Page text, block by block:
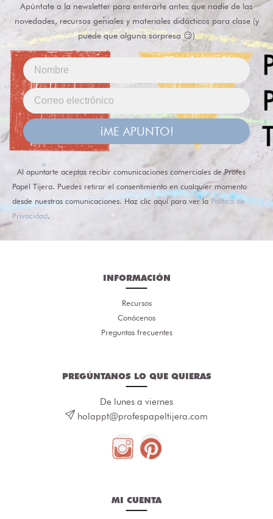
Apúntate a la newsletter para enterarte antes que nadie de las
novedades, recursos geniales y materiales didácticos para clase (y
puede que alguna sorpresa 😏)
¡ME APUNTO!
Al apuntarte aceptas recibir comunicaciones comerciales de Profes
Papel Tijera. Puedes retirar el consentimiento en cualquier momento
desde nuestras comunicaciones. Haz clic aquí para ver la Política de
Privacidad.
INFORMACIÓN
Recursos
Conócenos
Preguntas frecuentes
PREGÚNTANOS LO QUE QUIERAS
De lunes a viernes
holappt@profespapeltijera.com
MI CUENTA